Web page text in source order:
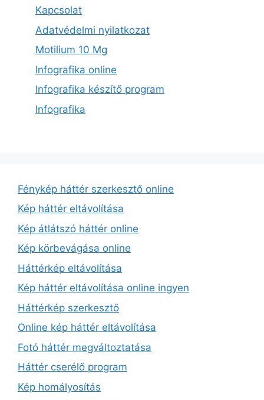
Kapcsolat
Adatvédelmi nyilatkozat
Motilium 10 Mg
Infografika online
Infografika készítő program
Infografika
Fénykép háttér szerkesztő online
Kép háttér eltávolítása
Kép átlátszó háttér online
Kép körbevágása online
Háttérkép eltávolítása
Kép háttér eltávolítása online ingyen
Háttérkép szerkesztő
Online kép háttér eltávolítása
Fotó háttér megváltoztatása
Háttér cserélő program
Kép homályosítás